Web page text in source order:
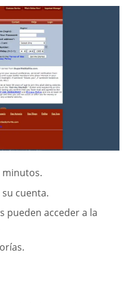
minutos.
cuenta.
pueden acceder a la